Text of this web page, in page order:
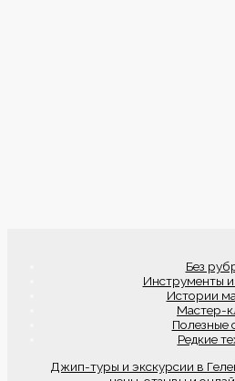
Без
Инструменты
Истории
Мастер-
Полезные
Редкие
Джип-туры и экскурсии в